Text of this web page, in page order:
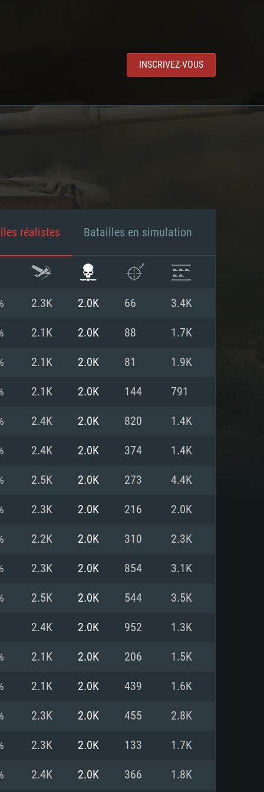
INSCRIVEZ-VOUS
DirectX 11 ou plus et
1060 et plus, Radeon RX
Internet à haut débit
Vega II ou plus avec
Internet à haut débit
1060 avec les derniers
mois) / de même pour AMD
les derniers drivers de
réalistes Batailles en simulation
2.3K 2.0K 66 3.4K
2.1K 2.0K 88 1.7K
2.1K 2.0K 81 1.9K
2.1K 2.0K 144 791
2.4K 2.0K 820 1.4K
2.4K 2.0K 374 1.4K
2.5K 2.0K 273 4.4K
2.3K 2.0K 216 2.0K
2.2K 2.0K 310 2.3K
2.3K 2.0K 854 3.1K
2.5K 2.0K 544 3.5K
2.4K 2.0K 952 1.3K
2.1K 2.0K 206 1.5K
2.1K 2.0K 439 1.6K
2.3K 2.0K 455 2.8K
2.3K 2.0K 133 1.7K
2.4K 2.0K 366 1.8K